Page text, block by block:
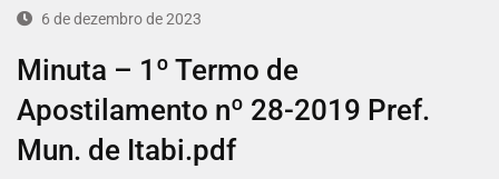
6 de dezembro de 2023
Minuta – 1º Termo de
Apostilamento nº 28-2019 Pref.
Mun. de Itabi.pdf